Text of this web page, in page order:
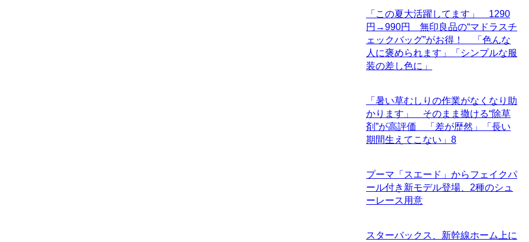
「この夏大活躍してます」 1290
円→990円 無印良品の“マドラスチ
ェックバッグ”がお得！ 「色んな
人に褒められます」「シンプルな服
装の差し色に」
「暑い草むしりの作業がなくなり助
かります」 そのまま撒ける“除草
剤”が高評価 「差が歴然」「長い
期間生えてこない」 8
プーマ「スエード」からフェイクパ
ール付き新モデル登場、2種のシュ
ーレース用意
スターバックス、新幹線ホーム上に